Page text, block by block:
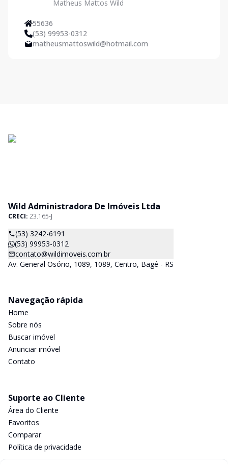
Ltda
Matheus Mattos Wild
55636
(53) 99953-0312
matheusmattoswild@hotmail.com
Wild Administradora De Imóveis Ltda
CRECI: 23.165-J
(53) 3242-6191
(53) 99953-0312
contato@wildimoveis.com.br
Av. General Osório, 1089, 1089, Centro, Bagé - RS
Navegação rápida
Home
Sobre nós
Buscar imóvel
Anunciar imóvel
Contato
Suporte ao Cliente
Área do Cliente
Favoritos
Comparar
Política de privacidade